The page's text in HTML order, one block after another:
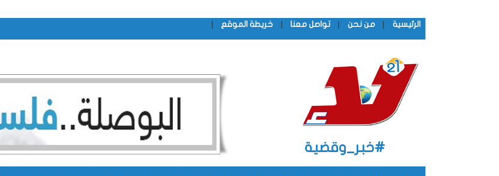
الرئيسية | من نحن | تواصل معنا | خريطة الموقع |
#خبر_وقضية